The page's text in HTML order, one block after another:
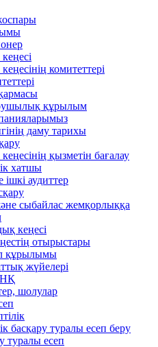
комитеттері
құрылым
даму тарихы
қызметін бағалау
хатшы
аудиттер
сыбайлас жемқорлыққа
кеңесі
отырыстары
құрылымы
жүйелері
шолулар
басқару туралы есеп беру
туралы есеп